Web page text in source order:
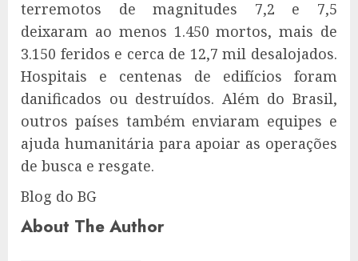
terremotos de magnitudes 7,2 e 7,5
deixaram ao menos 1.450 mortos, mais de
3.150 feridos e cerca de 12,7 mil desalojados.
Hospitais e centenas de edifícios foram
danificados ou destruídos. Além do Brasil,
outros países também enviaram equipes e
ajuda humanitária para apoiar as operações
de busca e resgate.
Blog do BG
About The Author